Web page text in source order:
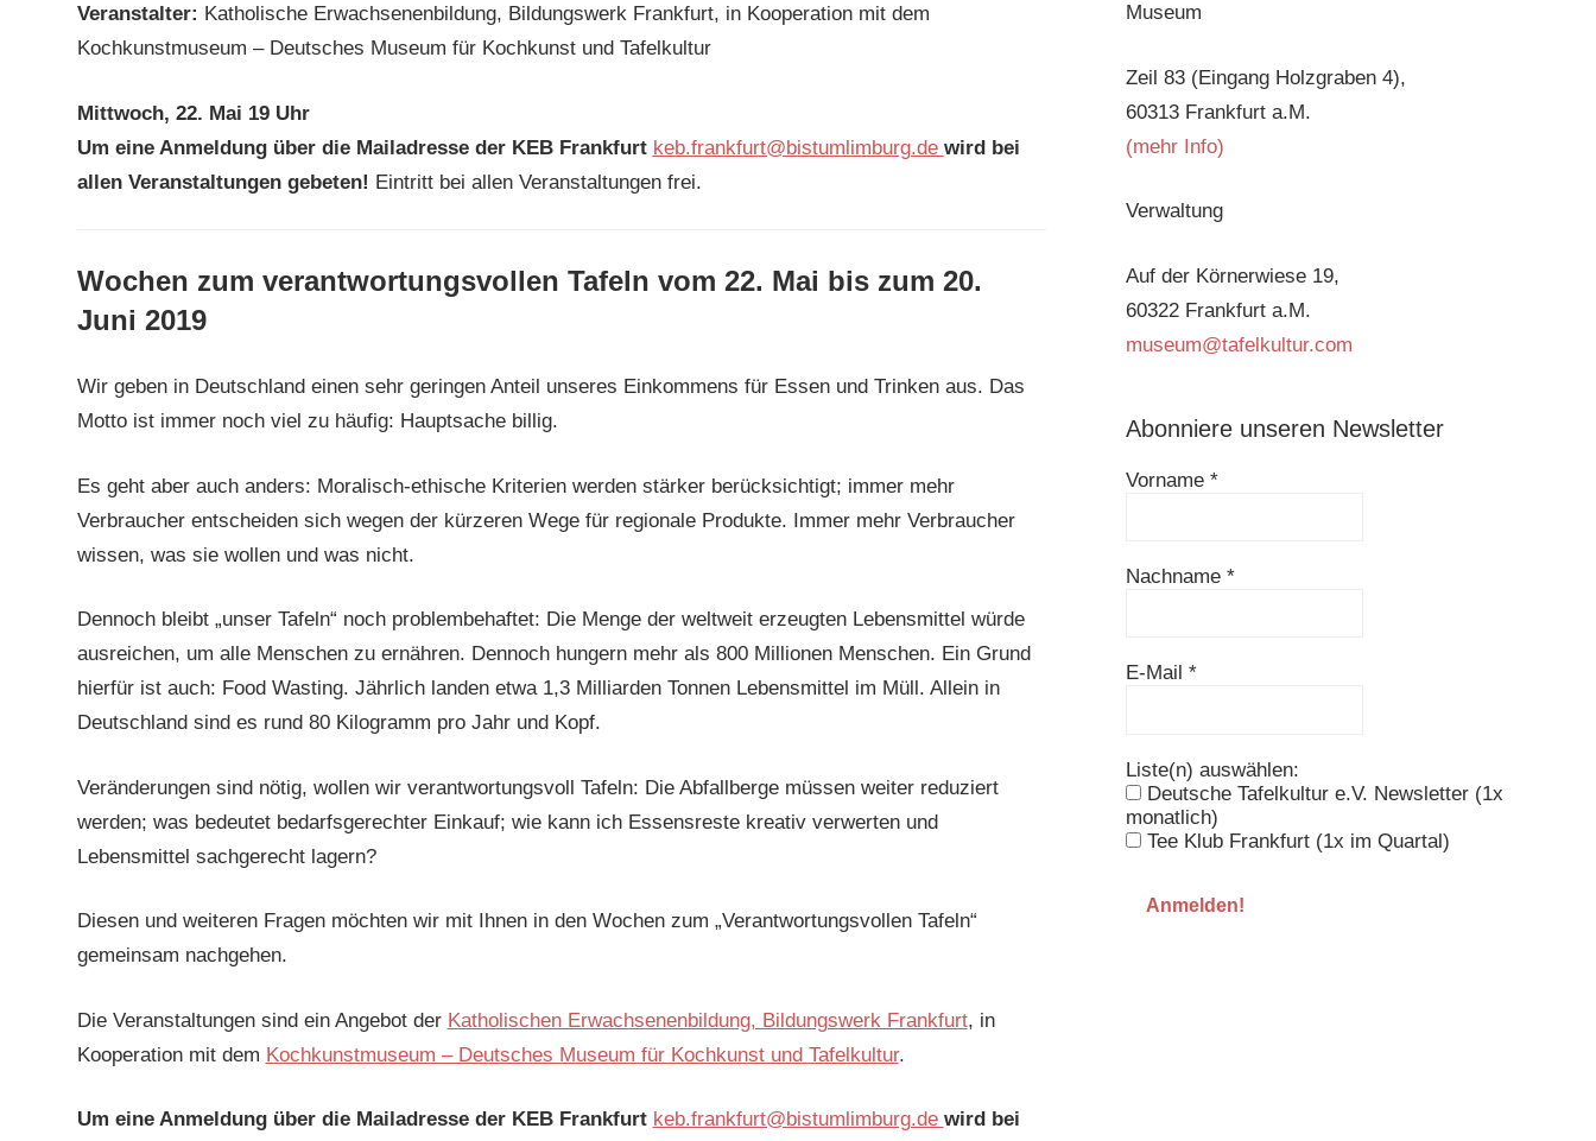
Veranstalter: Katholische Erwachsenenbildung, Bildungswerk Frankfurt, in Kooperation mit dem
Kochkunstmuseum – Deutsches Museum für Kochkunst und Tafelkultur
Mittwoch, 22. Mai 19 Uhr
Um eine Anmeldung über die Mailadresse der KEB Frankfurt keb.frankfurt@bistumlimburg.de wird bei
allen Veranstaltungen gebeten! Eintritt bei allen Veranstaltungen frei.
Wochen zum verantwortungsvollen Tafeln vom 22. Mai bis zum 20.
Juni 2019
Wir geben in Deutschland einen sehr geringen Anteil unseres Einkommens für Essen und Trinken aus. Das
Motto ist immer noch viel zu häufig: Hauptsache billig.
Es geht aber auch anders: Moralisch-ethische Kriterien werden stärker berücksichtigt; immer mehr
Verbraucher entscheiden sich wegen der kürzeren Wege für regionale Produkte. Immer mehr Verbraucher
wissen, was sie wollen und was nicht.
Dennoch bleibt „unser Tafeln“ noch problembehaftet: Die Menge der weltweit erzeugten Lebensmittel würde
ausreichen, um alle Menschen zu ernähren. Dennoch hungern mehr als 800 Millionen Menschen. Ein Grund
hierfür ist auch: Food Wasting. Jährlich landen etwa 1,3 Milliarden Tonnen Lebensmittel im Müll. Allein in
Deutschland sind es rund 80 Kilogramm pro Jahr und Kopf.
Veränderungen sind nötig, wollen wir verantwortungsvoll Tafeln: Die Abfallberge müssen weiter reduziert
werden; was bedeutet bedarfsgerechter Einkauf; wie kann ich Essensreste kreativ verwerten und
Lebensmittel sachgerecht lagern?
Diesen und weiteren Fragen möchten wir mit Ihnen in den Wochen zum „Verantwortungsvollen Tafeln“
gemeinsam nachgehen.
Die Veranstaltungen sind ein Angebot der Katholischen Erwachsenenbildung, Bildungswerk Frankfurt, in
Kooperation mit dem Kochkunstmuseum – Deutsches Museum für Kochkunst und Tafelkultur.
Um eine Anmeldung über die Mailadresse der KEB Frankfurt keb.frankfurt@bistumlimburg.de wird bei
Museum
Zeil 83 (Eingang Holzgraben 4),
60313 Frankfurt a.M.
(mehr Info)
Verwaltung
Auf der Körnerwiese 19,
60322 Frankfurt a.M.
museum@tafelkultur.com
Abonniere unseren Newsletter
Vorname *
Nachname *
E-Mail *
Liste(n) auswählen:
Deutsche Tafelkultur e.V. Newsletter (1x
monatlich)
Tee Klub Frankfurt (1x im Quartal)